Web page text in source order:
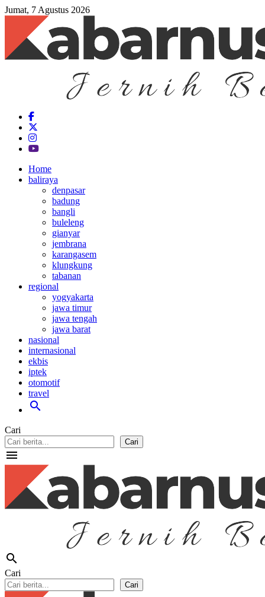
Jumat, 7 Agustus 2026
Home
baliraya
denpasar
badung
bangli
buleleng
gianyar
jembrana
karangasem
klungkung
tabanan
regional
yogyakarta
jawa timur
jawa tengah
jawa barat
nasional
internasional
ekbis
iptek
otomotif
travel
search
Cari
Cari
menu
search
Cari
Cari